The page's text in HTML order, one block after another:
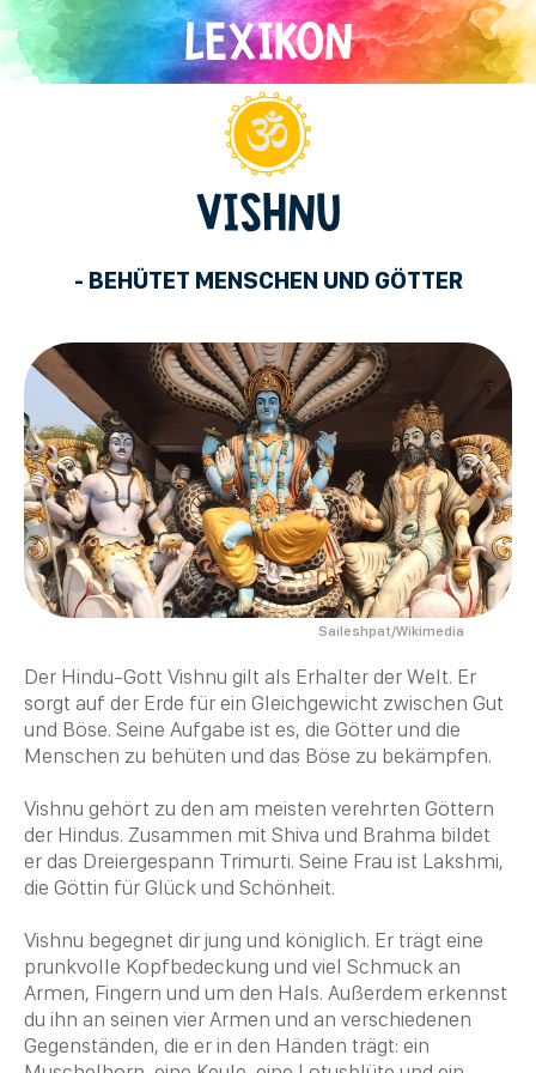
Direkt
zum
Inhalt
VISHNU
- BEHÜTET MENSCHEN UND GÖTTER
Saileshpat/Wikimedia
Der Hindu-Gott Vishnu gilt als Erhalter der Welt. Er
sorgt auf der Erde für ein Gleichgewicht zwischen Gut
und Böse. Seine Aufgabe ist es, die Götter und die
Menschen zu behüten und das Böse zu bekämpfen.
Vishnu gehört zu den am meisten verehrten Göttern
der Hindus. Zusammen mit Shiva und Brahma bildet
er das Dreiergespann Trimurti. Seine Frau ist Lakshmi,
die Göttin für Glück und Schönheit.
Vishnu begegnet dir jung und königlich. Er trägt eine
prunkvolle Kopfbedeckung und viel Schmuck an
Armen, Fingern und um den Hals. Außerdem erkennst
du ihn an seinen vier Armen und an verschiedenen
Gegenständen, die er in den Händen trägt: ein